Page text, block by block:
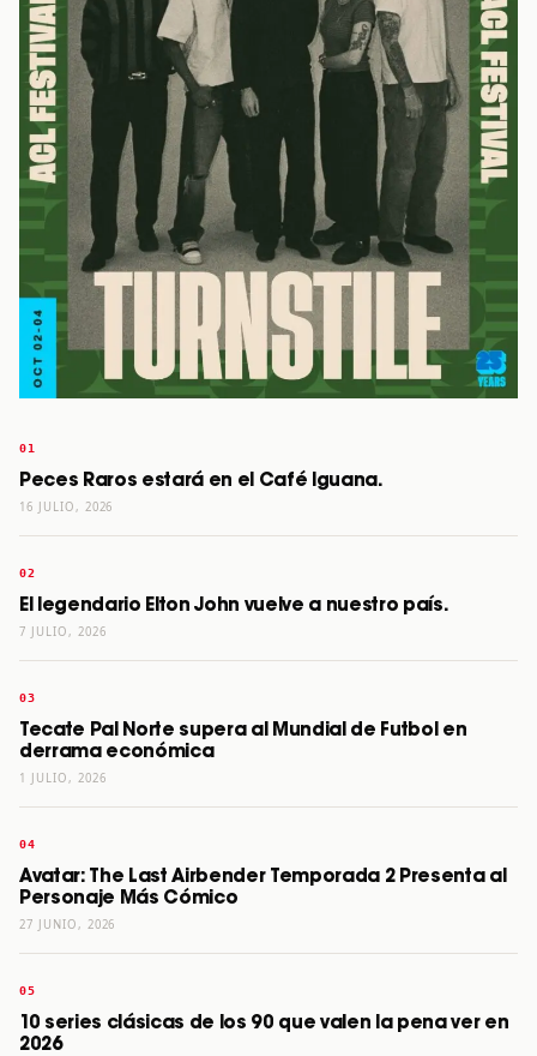
Peces Raros estará en el Café Iguana.
16 JULIO, 2026
El legendario Elton John vuelve a nuestro país.
7 JULIO, 2026
Tecate Pal Norte supera al Mundial de Futbol en
derrama económica
1 JULIO, 2026
Avatar: The Last Airbender Temporada 2 Presenta al
Personaje Más Cómico
27 JUNIO, 2026
10 series clásicas de los 90 que valen la pena ver en
2026